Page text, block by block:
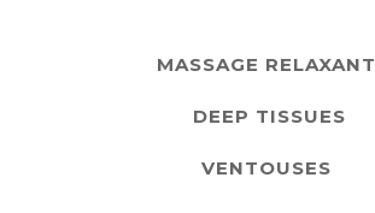
MASSAGE RELAXANT
DEEP TISSUES
VENTOUSES